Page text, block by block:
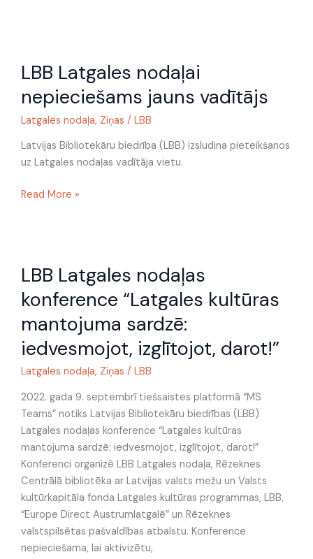
LBB Latgales nodaļai
nepieciešams jauns vadītājs
Latgales nodaļa, Ziņas / LBB
Latvijas Bibliotekāru biedrība (LBB) izsludina pieteikšanos
uz Latgales nodaļas vadītāja vietu.
Latgales
nepieciešams
jauns
Read More »
LBB Latgales nodaļas
konference “Latgales kultūras
mantojuma sardzē:
iedvesmojot, izglītojot, darot!”
Latgales nodaļa, Ziņas / LBB
2022. gada 9. septembrī tiešsaistes platformā “MS
Teams” notiks Latvijas Bibliotekāru biedrības (LBB)
Latgales nodaļas konference “Latgales kultūras
mantojuma sardzē: iedvesmojot, izglītojot, darot!”
Konferenci organizē LBB Latgales nodaļa, Rēzeknes
Centrālā bibliotēka ar Latvijas valsts mežu un Valsts
kultūrkapitāla fonda Latgales kultūras programmas, LBB,
“Europe Direct Austrumlatgalē” un Rēzeknes
valstspilsētas pašvaldības atbalstu. Konference
nepieciešama, lai aktivizētu,
Latgales
konference
“Latgales
kultūras
mantojuma
sardzē:
izglītojot,